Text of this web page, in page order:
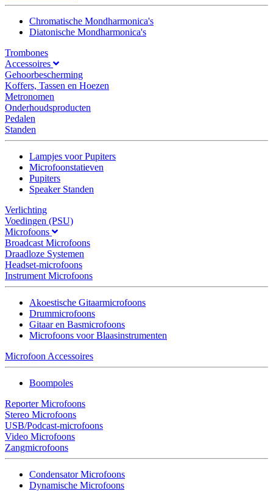
Chromatische Mondharmonica's
Diatonische Mondharmonica's
Trombones
Accessoires
Gehoorbescherming
Koffers, Tassen en Hoezen
Metronomen
Onderhoudsproducten
Pedalen
Standen
Lampjes voor Pupiters
Microfoonstatieven
Pupiters
Speaker Standen
Verlichting
Voedingen (PSU)
Microfoons
Broadcast Microfoons
Draadloze Systemen
Headset-microfoons
Instrument Microfoons
Akoestische Gitaarmicrofoons
Drummicrofoons
Gitaar en Basmicrofoons
Microfoons voor Blaasinstrumenten
Microfoon Accessoires
Boompoles
Reporter Microfoons
Stereo Microfoons
USB/Podcast-microfoons
Video Microfoons
Zangmicrofoons
Condensator Microfoons
Dynamische Microfoons